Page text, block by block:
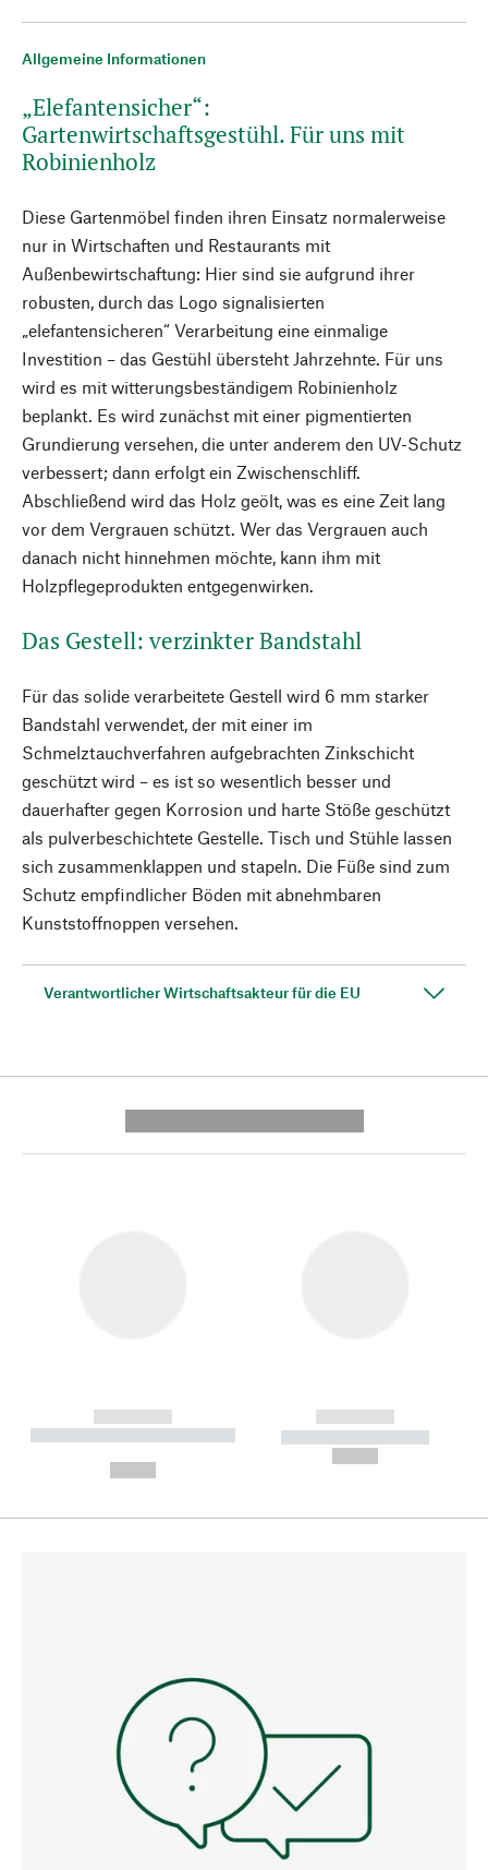
Allgemeine Informationen
„Elefantensicher“:
Gartenwirtschaftsgestühl. Für uns mit
Robinienholz
Diese Gartenmöbel finden ihren Einsatz normalerweise
nur in Wirtschaften und Restaurants mit
Außenbewirtschaftung: Hier sind sie aufgrund ihrer
robusten, durch das Logo signalisierten
„elefantensicheren“ Verarbeitung eine einmalige
Investition – das Gestühl übersteht Jahrzehnte. Für uns
wird es mit witterungsbeständigem Robinienholz
beplankt. Es wird zunächst mit einer pigmentierten
Grundierung versehen, die unter anderem den UV-Schutz
verbessert; dann erfolgt ein Zwischenschliff.
Abschließend wird das Holz geölt, was es eine Zeit lang
vor dem Vergrauen schützt. Wer das Vergrauen auch
danach nicht hinnehmen möchte, kann ihm mit
Holzpflegeprodukten entgegenwirken.
Das Gestell: verzinkter Bandstahl
Für das solide verarbeitete Gestell wird 6 mm starker
Bandstahl verwendet, der mit einer im
Schmelztauchverfahren aufgebrachten Zinkschicht
geschützt wird – es ist so wesentlich besser und
dauerhafter gegen Korrosion und harte Stöße geschützt
als pulverbeschichtete Gestelle. Tisch und Stühle lassen
sich zusammenklappen und stapeln. Die Füße sind zum
Schutz empfindlicher Böden mit abnehmbaren
Kunststoffnoppen versehen.
Verantwortlicher Wirtschaftsakteur für die EU
------------
----------- ----------- --------
------------
----------- -----------